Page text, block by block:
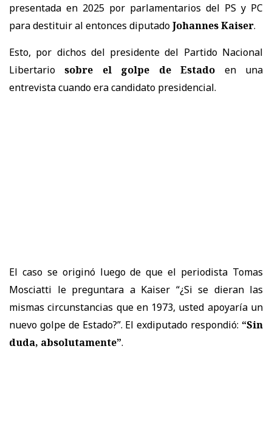
presentada en 2025 por parlamentarios del PS y PC
para destituir al entonces diputadoJohannes Kaiser.
Esto, por dichos del presidente del Partido Nacional
Libertario sobre el golpe de Estado en una
entrevista cuando era candidato presidencial.
El caso se originó luego de que el periodista Tomas
Mosciatti le preguntara a Kaiser “¿Si se dieran las
mismas circunstancias que en 1973, usted apoyaría un
nuevo golpe de Estado?”. El exdiputado respondió: “Sin
duda, absolutamente”.